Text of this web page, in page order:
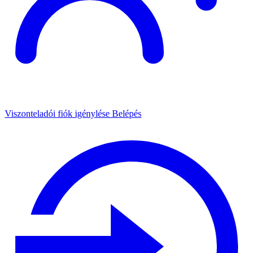
Viszonteladói fiók igénylése Belépés